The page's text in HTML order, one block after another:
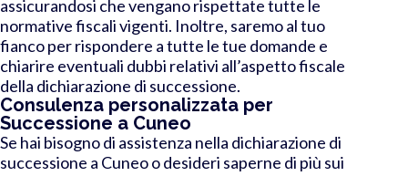
assicurandosi che vengano rispettate tutte le
normative fiscali vigenti. Inoltre, saremo al tuo
fianco per rispondere a tutte le tue domande e
chiarire eventuali dubbi relativi all’aspetto fiscale
della dichiarazione di successione.
Consulenza personalizzata per
Successione a Cuneo
Se hai bisogno di assistenza nella dichiarazione di
successione a Cuneo o desideri saperne di più sui